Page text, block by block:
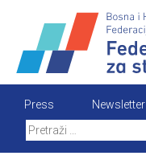
content
Press Newsletter